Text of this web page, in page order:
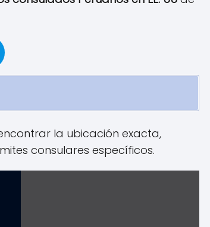
la ubicación exacta,
consulares específicos.